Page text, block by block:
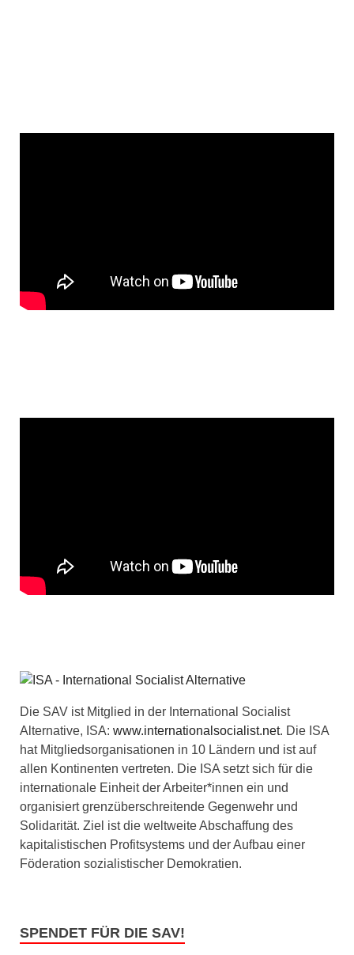
Die SAV ist Mitglied in der International Socialist
Alternative, ISA: www.internationalsocialist.net. Die ISA
hat Mitgliedsorganisationen in 10 Ländern und ist auf
allen Kontinenten vertreten. Die ISA setzt sich für die
internationale Einheit der Arbeiter*innen ein und
organisiert grenzüberschreitende Gegenwehr und
Solidarität. Ziel ist die weltweite Abschaffung des
kapitalistischen Profitsystems und der Aufbau einer
Föderation sozialistischer Demokratien.
SPENDET FÜR DIE SAV!